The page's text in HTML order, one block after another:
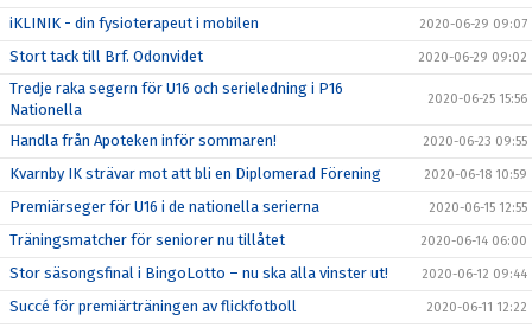
iKLINIK - din fysioterapeut i mobilen 2020-06-29 09:07
Stort tack till Brf. Odonvidet 2020-06-29 09:02
Tredje raka segern för U16 och serieledning i P16
Nationella
2020-06-25 15:56
Handla från Apoteken inför sommaren! 2020-06-23 09:55
Kvarnby IK strävar mot att bli en Diplomerad Förening 2020-06-18 10:59
Premiärseger för U16 i de nationella serierna 2020-06-15 12:55
Träningsmatcher för seniorer nu tillåtet 2020-06-14 06:00
Stor säsongsfinal i BingoLotto – nu ska alla vinster ut! 2020-06-12 09:44
Succé för premiärträningen av flickfotboll 2020-06-11 12:22